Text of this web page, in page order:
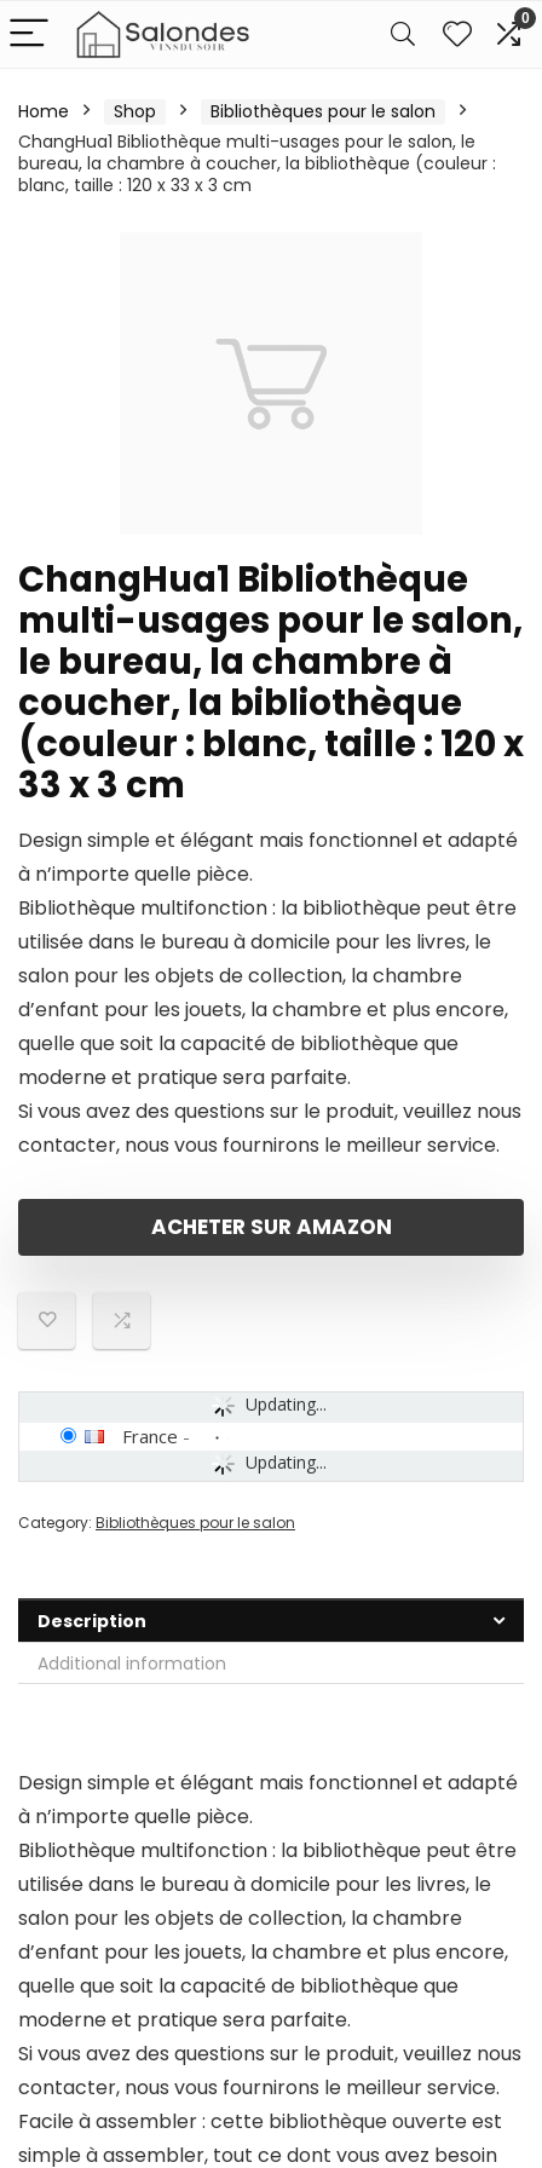
0
Home Shop
Bibliothèques pour le salon
ChangHua1 Bibliothèque multi-usages pour le salon, le
bureau, la chambre à coucher, la bibliothèque (couleur :
blanc, taille : 120 x 33 x 3 cm
ChangHua1 Bibliothèque
multi-usages pour le salon,
le bureau, la chambre à
coucher, la bibliothèque
(couleur : blanc, taille : 120 x
33 x 3 cm
Design simple et élégant mais fonctionnel et adapté
à n’importe quelle pièce.
Bibliothèque multifonction : la bibliothèque peut être
utilisée dans le bureau à domicile pour les livres, le
salon pour les objets de collection, la chambre
d’enfant pour les jouets, la chambre et plus encore,
quelle que soit la capacité de bibliothèque que
moderne et pratique sera parfaite.
Si vous avez des questions sur le produit, veuillez nous
contacter, nous vous fournirons le meilleur service.
ACHETER SUR AMAZON
Updating...
Updating...
France -
Category: Bibliothèques pour le salon
Description
Additional information
Design simple et élégant mais fonctionnel et adapté
à n’importe quelle pièce.
Bibliothèque multifonction : la bibliothèque peut être
utilisée dans le bureau à domicile pour les livres, le
salon pour les objets de collection, la chambre
d’enfant pour les jouets, la chambre et plus encore,
quelle que soit la capacité de bibliothèque que
moderne et pratique sera parfaite.
Si vous avez des questions sur le produit, veuillez nous
contacter, nous vous fournirons le meilleur service.
Facile à assembler : cette bibliothèque ouverte est
simple à assembler, tout ce dont vous avez besoin